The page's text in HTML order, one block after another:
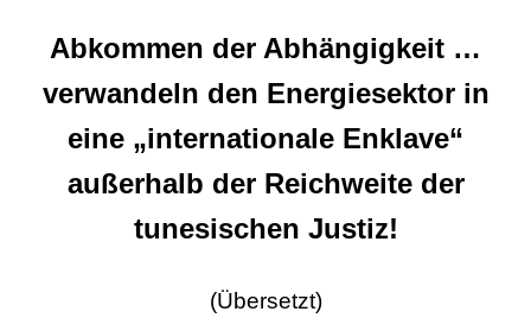
Abkommen der Abhängigkeit …
verwandeln den Energiesektor in
eine „internationale Enklave“
außerhalb der Reichweite der
tunesischen Justiz!
(Übersetzt)